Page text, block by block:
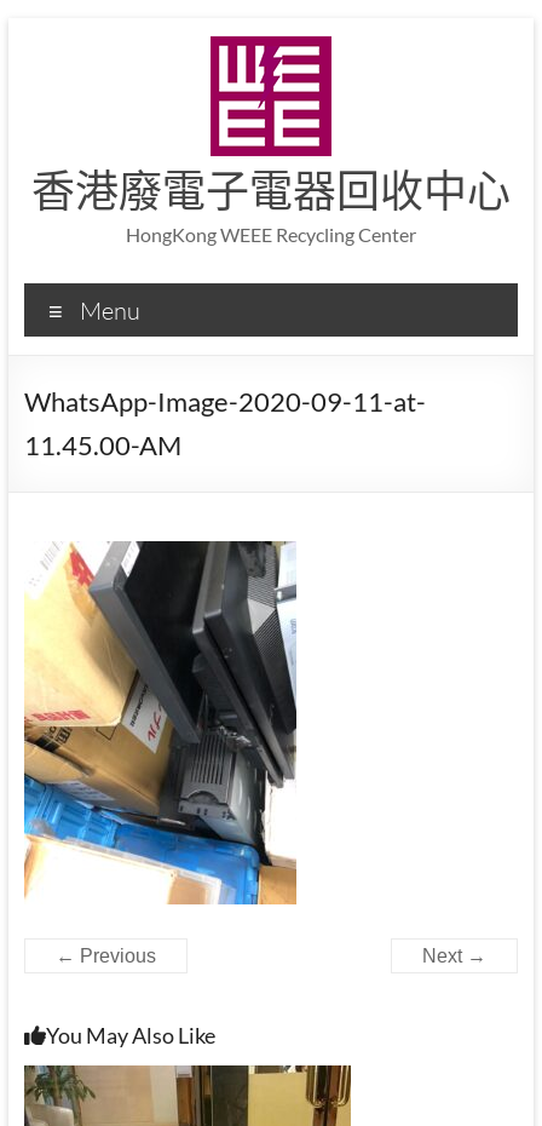
香港廢電子電器回收中心
HongKong WEEE Recycling Center
Menu
WhatsApp-Image-2020-09-11-at-
11.45.00-AM
← Previous Next →
You May Also Like